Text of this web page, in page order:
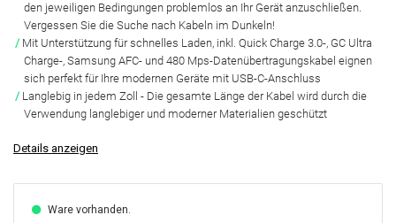
den jeweiligen Bedingungen problemlos an Ihr Gerät anzuschließen.
Vergessen Sie die Suche nach Kabeln im Dunkeln!
Mit Unterstützung für schnelles Laden, inkl. Quick Charge 3.0-, GC Ultra
Charge-, Samsung AFC- und 480 Mps-Datenübertragungskabel eignen
sich perfekt für Ihre modernen Geräte mit USB-C-Anschluss
Langlebig in jedem Zoll - Die gesamte Länge der Kabel wird durch die
Verwendung langlebiger und moderner Materialien geschützt
Details anzeigen
Ware vorhanden.